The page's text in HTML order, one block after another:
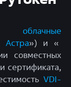
Астра») и «
совместных
сертификата,
VDI-